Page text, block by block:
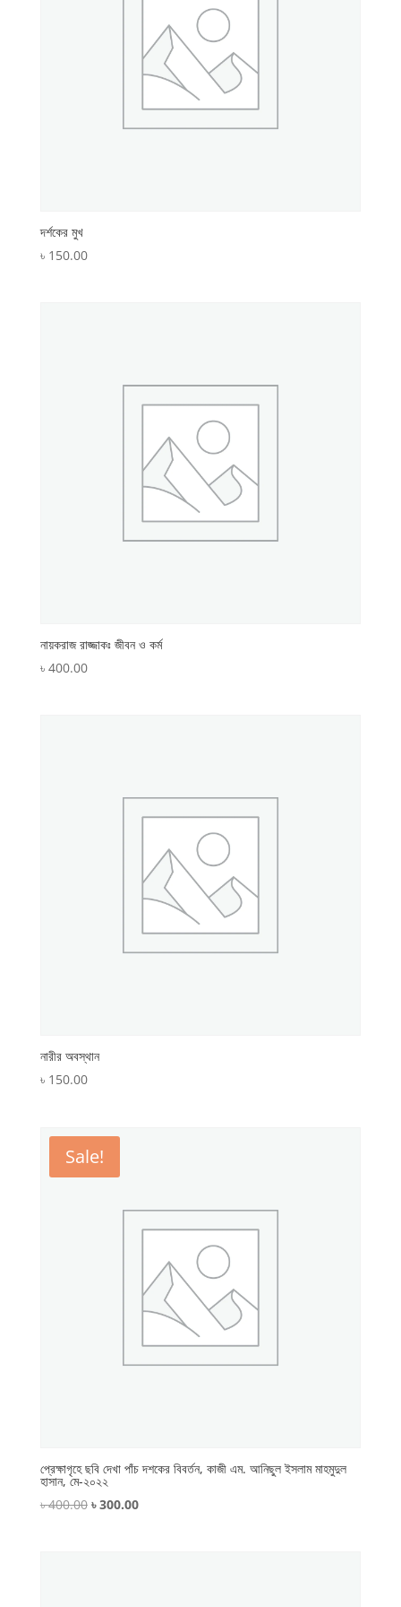
দর্শকের মুখ
৳ 150.00
নায়করাজ রাজ্জাকঃ জীবন ও কর্ম
৳ 400.00
নারীর অবস্থান
৳ 150.00
Sale!
প্রেক্ষাগৃহে ছবি দেখা পাঁচ দশকের বিবর্তন, কাজী এম. আনিছুল ইসলাম মাহমুদুল
হাসান, মে-২০২২
৳400.00 Original
৳300.00Current